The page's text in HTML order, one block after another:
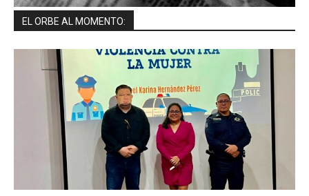
EL ORBE AL MOMENTO: